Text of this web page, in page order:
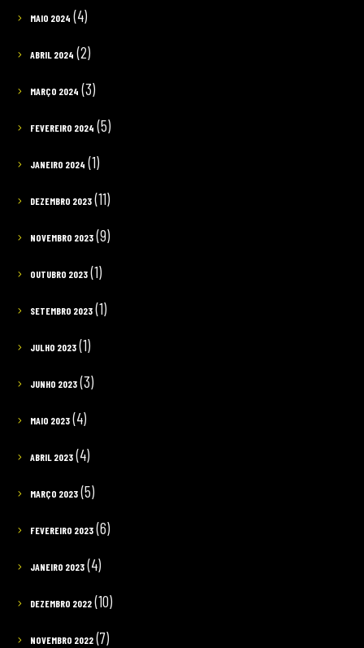
MAIO 2024 (4)
ABRIL 2024 (2)
MARÇO 2024 (3)
FEVEREIRO 2024 (5)
JANEIRO 2024 (1)
DEZEMBRO 2023(11)
NOVEMBRO 2023(9)
OUTUBRO 2023(1)
SETEMBRO 2023(1)
JULHO 2023(1)
JUNHO 2023(3)
MAIO 2023(4)
ABRIL 2023(4)
MARÇO 2023(5)
FEVEREIRO 2023(6)
JANEIRO 2023(4)
DEZEMBRO 2022(10)
NOVEMBRO 2022(7)